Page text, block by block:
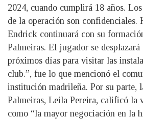
2024, cuando cumplirá 18 años.
de la operación son confidenciales.
Endrick continuará con su
Palmeiras. El jugador se
próximos días para visitar las
club.”, fue lo que mencionó el
institución madrileña. Por su parte,
Palmeiras, Leila Pereira, calificó la
como “la mayor negociación en la